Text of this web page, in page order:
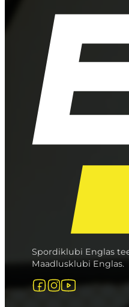
Spordiklubi Englas
Maadlusklubi Englas.
Follow us on
Follow us on
Follow us on